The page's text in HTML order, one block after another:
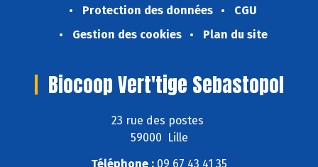
Protection des données
CGU
Gestion des cookies
Plan du site
Biocoop Vert'tige Sebastopol
23 rue des postes
59000 Lille
Téléphone : 09 67 43 41 35